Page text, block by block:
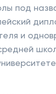
под
и